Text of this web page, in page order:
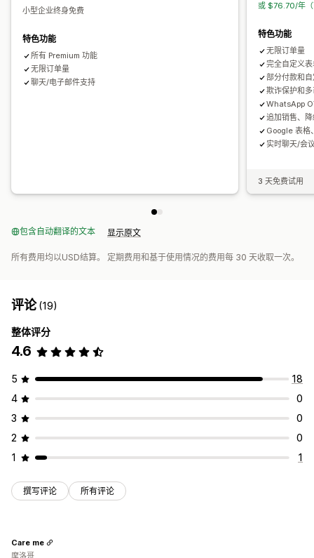
小型企业终身免费
特色功能
所有 Premium 功能
无限订单量
聊天/电子邮件支持
或 $76.70/年
特色功能
无限订单量
完全自定义
部分付款和
欺诈保护和
WhatsApp
追加销售、
Google 表格
实时聊天/会
3 天免费试用
包含自动翻译的文本 显示原文
所有费用均以USD结算。 定期费用和基于使用情况的费用每 30 天收取一次。
评论(19)
整体评分
4.6
5
18
4
0
3
0
2
0
1
1
撰写评论 所有评论
Care me